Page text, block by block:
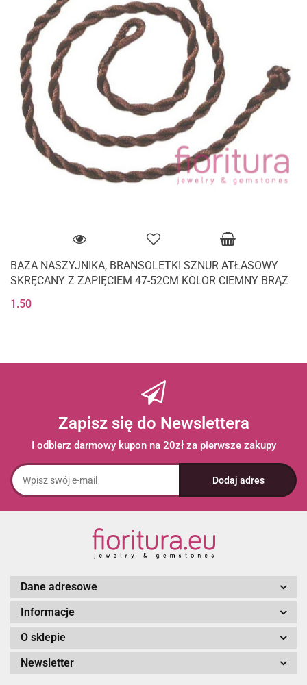
BAZA NASZYJNIKA, BRANSOLETKI SZNUR ATŁASOWY
SKRĘCANY Z ZAPIĘCIEM 47-52CM KOLOR CIEMNY BRĄZ
1.50
Zapisz się do Newslettera
I odbierz darmowy kupon na 20zł za pierwsze zakupy
Dane adresowe
Informacje
O sklepie
Newsletter